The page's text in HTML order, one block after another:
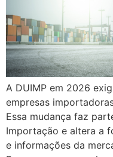
A DUIMP em 2026
empresas
Essa mudança faz
Importação e altera a
e informações da